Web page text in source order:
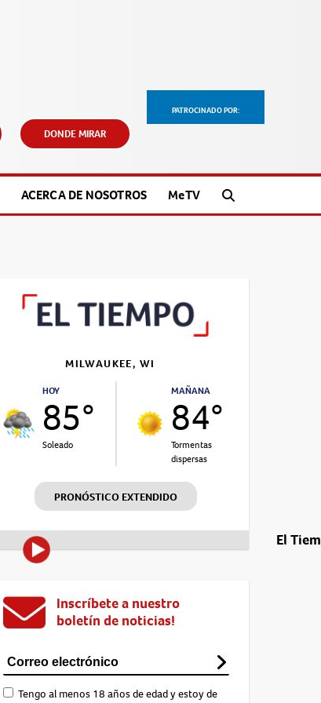
PATROCINADO POR:
DONDE MIRAR
ACERCA DE NOSOTROS MeTV
MILWAUKEE, WI
HOY
85°
Soleado
MAÑANA
84°
Tormentas
dispersas
PRONÓSTICO EXTENDIDO
El
Inscríbete a nuestro
boletín de noticias!
Tengo al menos 18 años de edad y estoy de